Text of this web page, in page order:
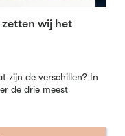
zetten wij het
zijn de verschillen? In
de drie meest